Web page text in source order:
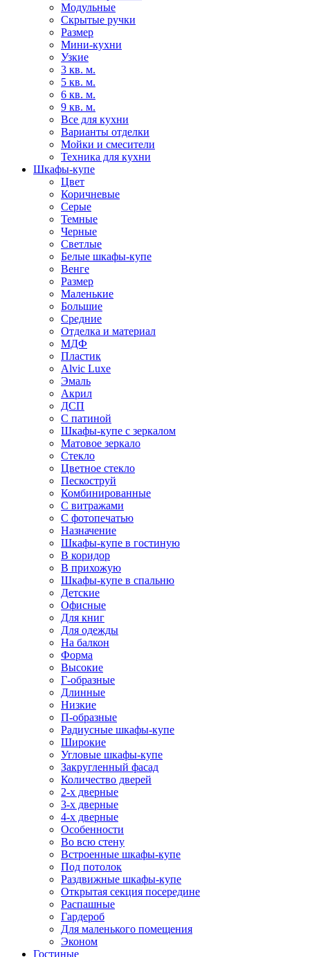
Модульные
Скрытые ручки
Размер
Мини-кухни
Узкие
3 кв. м.
5 кв. м.
6 кв. м.
9 кв. м.
Все для кухни
Варианты отделки
Мойки и смесители
Техника для кухни
Шкафы-купе
Цвет
Коричневые
Серые
Темные
Черные
Светлые
Белые шкафы-купе
Венге
Размер
Маленькие
Большие
Средние
Отделка и материал
МДФ
Пластик
Alvic Luxe
Эмаль
Акрил
ДСП
С патиной
Шкафы-купе с зеркалом
Матовое зеркало
Стекло
Цветное стекло
Пескоструй
Комбинированные
С витражами
С фотопечатью
Назначение
Шкафы-купе в гостиную
В коридор
В прихожую
Шкафы-купе в спальню
Детские
Офисные
Для книг
Для одежды
На балкон
Форма
Высокие
Г-образные
Длинные
Низкие
П-образные
Радиусные шкафы-купе
Широкие
Угловые шкафы-купе
Закругленный фасад
Количество дверей
2-х дверные
3-х дверные
4-х дверные
Особенности
Во всю стену
Встроенные шкафы-купе
Под потолок
Раздвижные шкафы-купе
Открытая секция посередине
Распашные
Гардероб
Для маленького помещения
Эконом
Гостиные